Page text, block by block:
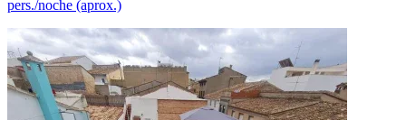
pers./noche (aprox.)